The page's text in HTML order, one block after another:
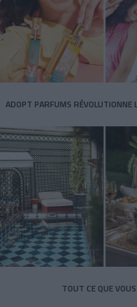
ADOPT PARFUMS RÉVOLUTIONNE
TOUT CE QUE